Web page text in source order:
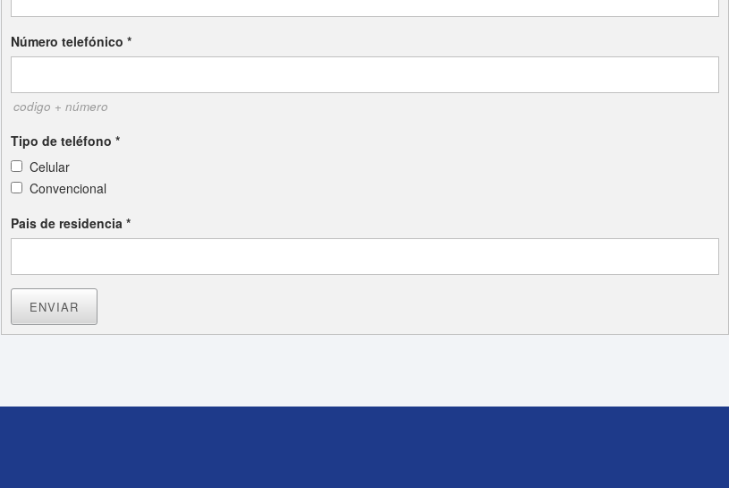
Número telefónico*
codigo + número
Tipo de teléfono*
Celular
Convencional
Pais de residencia*
ENVIAR